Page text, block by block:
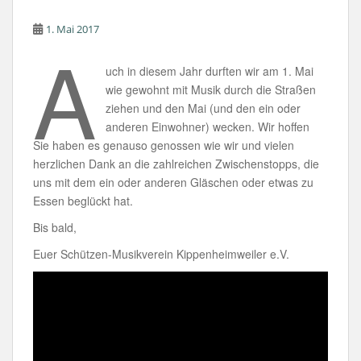
o p
1. Mai 2017
A
uch in diesem Jahr durften wir am 1. Mai
wie gewohnt mit Musik durch die Straßen
ziehen und den Mai (und den ein oder
anderen Einwohner) wecken. Wir hoffen
Sie haben es genauso genossen wie wir und vielen
herzlichen Dank an die zahlreichen Zwischenstopps, die
uns mit dem ein oder anderen Gläschen oder etwas zu
Essen beglückt hat.
Bis bald,
Euer Schützen-Musikverein Kippenheimweiler e.V.